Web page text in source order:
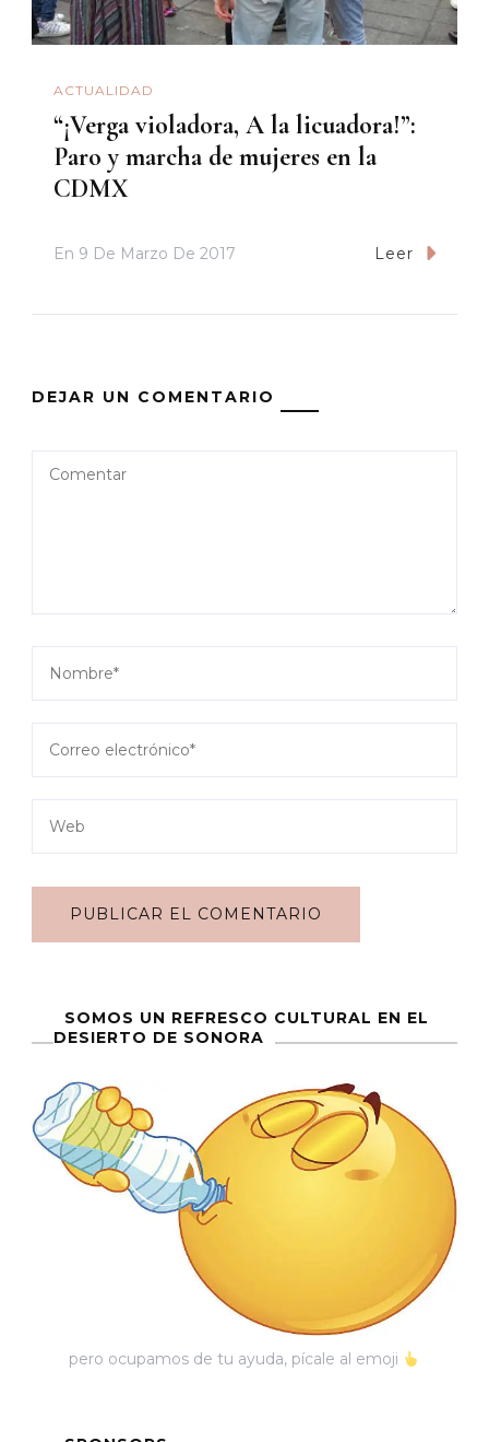
ACTUALIDAD
“¡Verga violadora, A la licuadora!”:
Paro y marcha de mujeres en la
CDMX
En 9 De Marzo De 2017 Leer
DEJAR UN COMENTARIO
SOMOS UN REFRESCO CULTURAL EN EL
DESIERTO DE SONORA
pero ocupamos de tu ayuda, pícale al emoji